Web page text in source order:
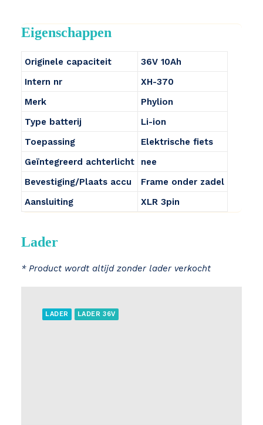
Eigenschappen
Originele capaciteit
36V 10Ah
Intern nr
XH-370
Merk
Phylion
Type batterij
Li-ion
Toepassing
Elektrische fiets
Geïntegreerd achterlicht
nee
Bevestiging/Plaats accu
Frame onder zadel
Aansluiting
XLR 3pin
Lader
* Product wordt altijd zonder lader verkocht
LADER LADER 36V